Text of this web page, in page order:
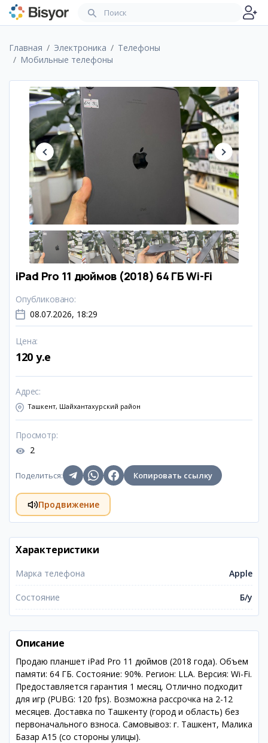
Главная Электроника
Телефоны
Мобильные телефоны
iPad Pro 11 дюймов (2018) 64 ГБ Wi-Fi
Опубликовано:
08.07.2026, 18:29
Цена:
120 y.e
Адрес:
Ташкент, Шайхантахурский район
Просмотр:
2
Поделиться: Копировать ссылку
Продвижение
Характеристики
Марка телефона Apple
Состояние Б/у
Описание
Продаю планшет iPad Pro 11 дюймов (2018 года). Объем
памяти: 64 ГБ. Состояние: 90%. Регион: LLA. Версия: Wi-Fi.
Предоставляется гарантия 1 месяц. Отлично подходит
для игр (PUBG: 120 fps). Возможна рассрочка на 2-12
месяцев. Доставка по Ташкенту (город и область) без
первоначального взноса. Самовывоз: г. Ташкент, Малика
Базар А15 (со стороны улицы).